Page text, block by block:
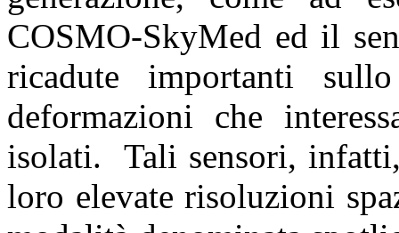
COSMO-SkyMed ed il
ricadute importanti
deformazioni che
isolati. Tali sensori,
loro elevate risoluzioni